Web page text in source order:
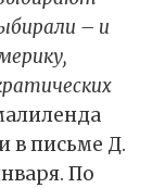
– и
в письме Д.
По